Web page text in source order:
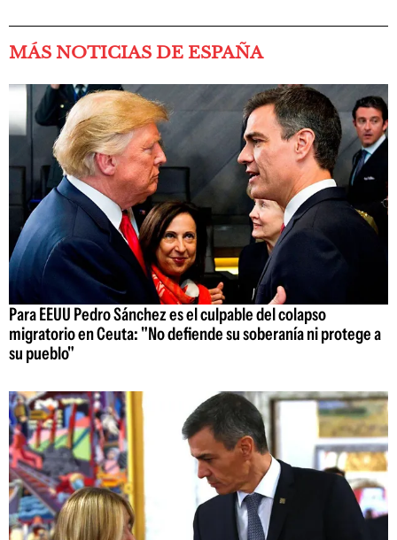
MÁS NOTICIAS DE ESPAÑA
Para EEUU Pedro Sánchez es el culpable del colapso
migratorio en Ceuta: "No defiende su soberanía ni protege a
su pueblo"